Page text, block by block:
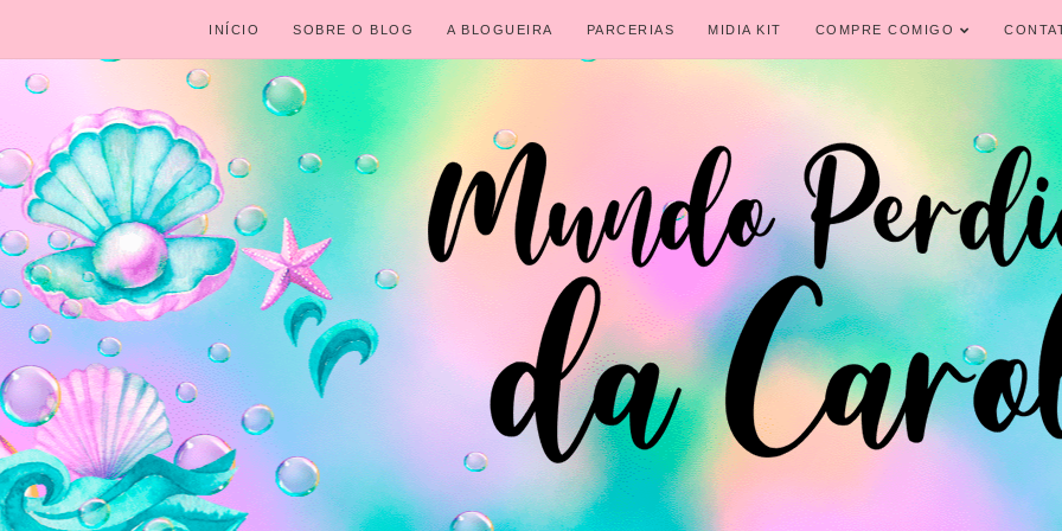
INÍCIO SOBRE O BLOG A BLOGUEIRA PARCERIAS MIDIA KIT COMPRE COMIGO